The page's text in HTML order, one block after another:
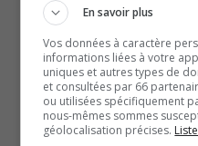
partenaires
du gala de cette année un
L’appel aux candidatures
l’intention des
bénéficiaires du Gala
date limite est le 3 avril.
En savoir plus
Vos données à caractère
informations liées à votre
uniques et autres types de
et consultées par 66
ou utilisées spécifiquement
nous-mêmes sommes
géolocalisation précises.